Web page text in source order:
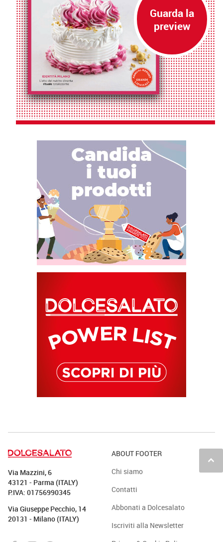
keyboard_arrow_up
Via Mazzini, 6
43121 - Parma (ITALY)
P.IVA: 01756990345
Via Giuseppe Pecchio, 14
20131 - Milano (ITALY)
ABOUT FOOTER
Chi siamo
Contatti
Abbonati a Dolcesalato
Iscriviti alla Newsletter